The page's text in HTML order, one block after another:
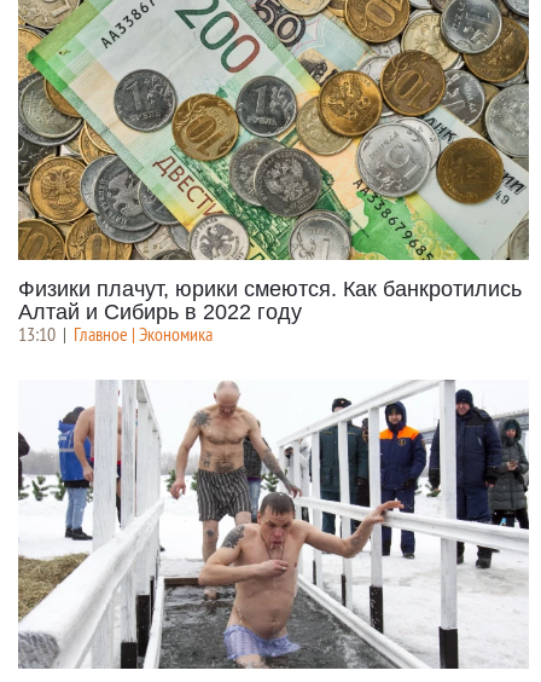
Физики плачут, юрики смеются. Как банкротились
Алтай и Сибирь в 2022 году
13:10 | Главное | Экономика